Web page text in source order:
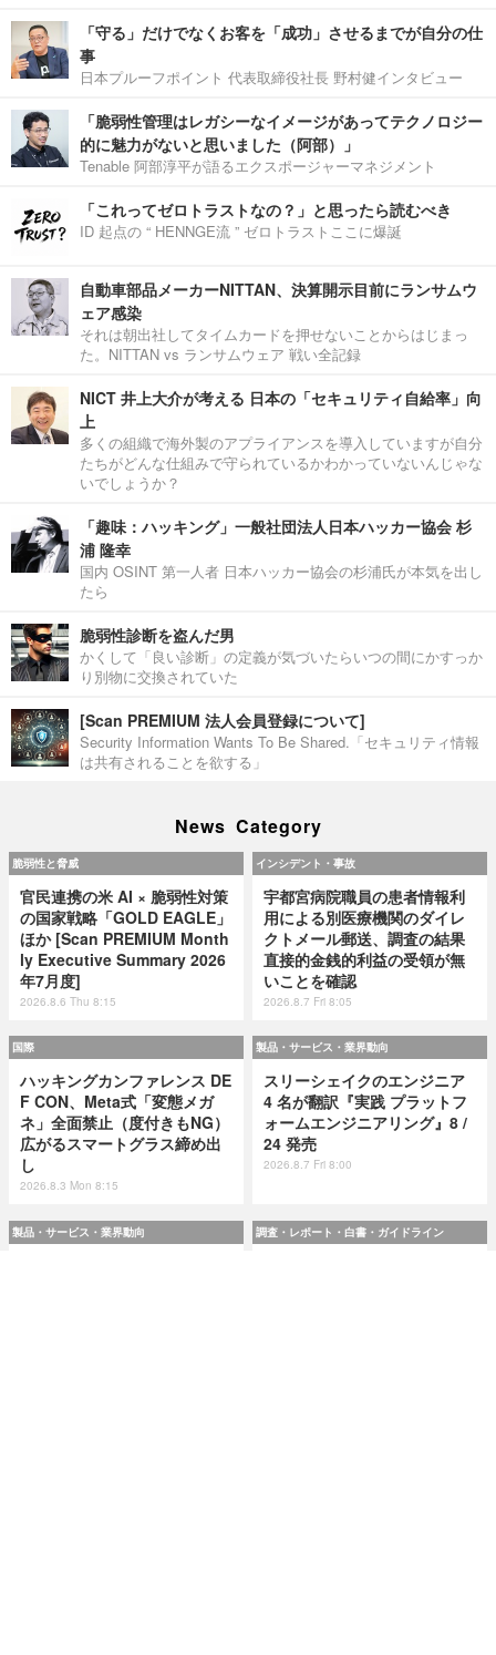
「守る」だけでなくお客を「成功」させるまでが自分の仕
事
日本プルーフポイント 代表取締役社長 野村健インタビュー
「脆弱性管理はレガシーなイメージがあってテクノロジー
的に魅力がないと思いました（阿部）」
Tenable 阿部淳平が語るエクスポージャーマネジメント
「これってゼロトラストなの？」と思ったら読むべき
ID 起点の “ HENNGE流 ” ゼロトラストここに爆誕
自動車部品メーカーNITTAN、決算開示目前にランサムウ
ェア感染
それは朝出社してタイムカードを押せないことからはじまっ
た。NITTAN vs ランサムウェア 戦い全記録
NICT 井上大介が考える 日本の「セキュリティ自給率」向
上
多くの組織で海外製のアプライアンスを導入していますが自分
たちがどんな仕組みで守られているかわかっていないんじゃな
いでしょうか？
「趣味：ハッキング」一般社団法人日本ハッカー協会 杉
浦 隆幸
国内 OSINT 第一人者 日本ハッカー協会の杉浦氏が本気を出し
たら
脆弱性診断を盗んだ男
かくして「良い診断」の定義が気づいたらいつの間にかすっか
り別物に交換されていた
[Scan PREMIUM 法人会員登録について]
Security Information Wants To Be Shared.「セキュリティ情報
は共有されることを欲する」
News Category
脆弱性と脅威
官民連携の米 AI × 脆弱性対策
の国家戦略「GOLD EAGLE」
ほか [Scan PREMIUM Month
ly Executive Summary 2026
年7月度]
2026.8.6 Thu 8:15
インシデント・事故
宇都宮病院職員の患者情報利
用による別医療機関のダイレ
クトメール郵送、調査の結果
直接的金銭的利益の受領が無
いことを確認
2026.8.7 Fri 8:05
国際
ハッキングカンファレンス DE
F CON、Meta式「変態メガ
ネ」全面禁止（度付きもNG）
広がるスマートグラス締め出
し
2026.8.3 Mon 8:15
製品・サービス・業界動向
スリーシェイクのエンジニア
4 名が翻訳『実践 プラットフ
ォームエンジニアリング』8 /
24 発売
2026.8.7 Fri 8:00
製品・サービス・業界動向 調査・レポート・白書・ガイドライン